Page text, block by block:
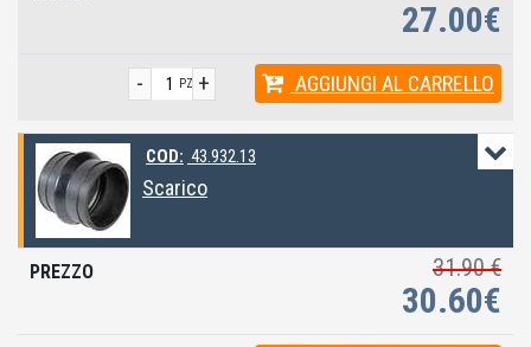
27.00€
+
- PZ AGGIUNGI AL CARRELLO
COD: 43.932.13
Scarico
31.90 €
30.60€